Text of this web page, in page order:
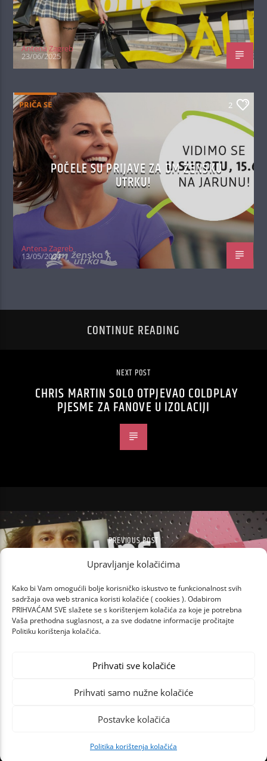
Upravljanje kolačićima
Kako bi Vam omogućili bolje korisničko iskustvo te funkcionalnost svih
sadržaja ova web stranica koristi kolačiće ( cookies ). Odabirom
PRIHVAĆAM SVE slažete se s korištenjem kolačića za koje je potrebna
Vaša prethodna suglasnost, a za sve dodatne informacije pročitajte
Politiku korištenja kolačića.
Prihvati sve kolačiće
Prihvati samo nužne kolačiće
Postavke kolačića
Politika korištenja kolačića
Antena Zagreb
23/06/2025
PRIČA SE 2
POČELE SU PRIJAVE ZA DM ŽENSKU
UTRKU!
Antena Zagreb
13/05/2024
CONTINUE READING
NEXT POST
CHRIS MARTIN SOLO OTPJEVAO COLDPLAY
PJESME ZA FANOVE U IZOLACIJI
PREVIOUS POST
LUKA BULIĆ ZACOPRAL DAVORA GOPCA